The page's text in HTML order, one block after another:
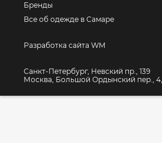
Бренды
Все об одежде в Самаре
Разработка сайта WM
Санкт-Петербург, Невский пр., 139
Москва, Большой Ордынский пер., 4,